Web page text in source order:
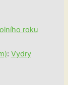
roku
: Vydry